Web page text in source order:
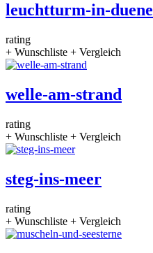
leuchtturm-in-duene
rating
+ Wunschliste + Vergleich
welle-am-strand
rating
+ Wunschliste + Vergleich
steg-ins-meer
rating
+ Wunschliste + Vergleich